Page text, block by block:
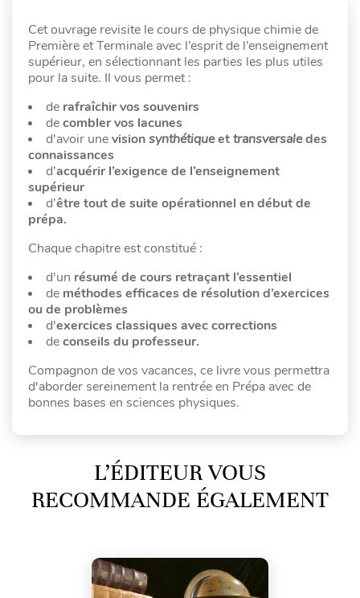
Cet ouvrage revisite le cours de physique chimie de
Première et Terminale avec l’esprit de l’enseignement
supérieur, en sélectionnant les parties les plus utiles
pour la suite. Il vous permet :
de rafraîchir vos souvenirs
decombler vos lacunes
d'avoir unevisionsynthétiqueettransversaledes
connaissances
d’acquérir l’exigence de l’enseignement
supérieur
d’être tout de suite opérationnel en début de
prépa.
Chaque chapitre est constitué :
d'un résumé de cours retraçant l’essentiel
de méthodes efficaces de résolution d’exercices
ou de problèmes
d'exercices classiques avec corrections
deconseils du professeur.
Compagnon de vos vacances, ce livre vous permettra
d'aborder sereinement la rentrée en Prépa avec de
bonnes bases en sciences physiques.
L’ÉDITEUR VOUS
RECOMMANDE ÉGALEMENT